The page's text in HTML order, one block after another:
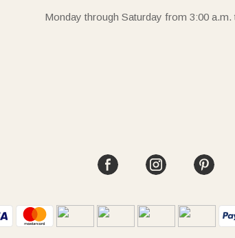
Monday through Saturday from 3:00